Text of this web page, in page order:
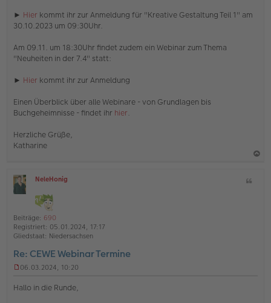
e
B
e
g
► Hier kommt ihr zur Anmeldung für "Kreative Gestaltung Teil 1" am
30.10.2023 um 09:30Uhr.
Am 09.11. um 18:30Uhr findet zudem ein Webinar zum Thema
"Neuheiten in der 7.4" statt:
► Hier kommt ihr zur Anmeldung
Einen Überblick über alle Webinare - von Grundlagen bis
Buchgeheimnisse - findet ihr hier.
Herzliche Grüße,
Katharine
ff
n
e
NeleHonig
Beiträge: 690
Registriert: 05.01.2024, 17:17
Gliedstaat: Niedersachsen
Re: CEWE Webinar Termine
g
06.03.2024, 10:20
Hallo in die Runde,